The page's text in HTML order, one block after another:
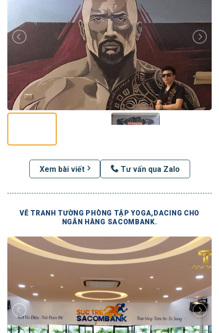
Xem bài viết Tư vấn qua Zalo
VẼ TRANH TƯỜNG PHÒNG TẬP YOGA,DACING CHO
NGÂN HÀNG SACOMBANK.